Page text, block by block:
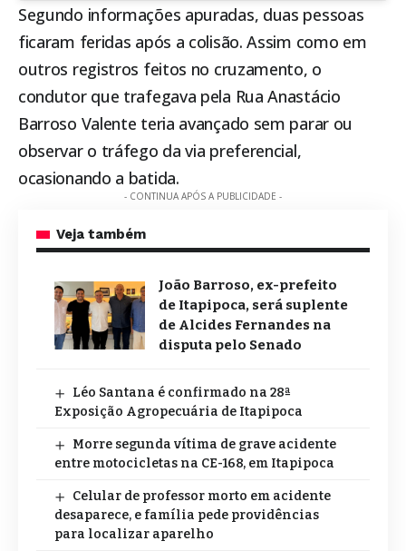
Segundo informações apuradas, duas pessoas
ficaram feridas após a colisão. Assim como em
outros registros feitos no cruzamento, o
condutor que trafegava pela Rua Anastácio
Barroso Valente teria avançado sem parar ou
observar o tráfego da via preferencial,
ocasionando a batida.
- CONTINUA APÓS A PUBLICIDADE -
Veja também
João Barroso, ex-prefeito
de Itapipoca, será suplente
de Alcides Fernandes na
disputa pelo Senado
Léo Santana é confirmado na 28ª
Exposição Agropecuária de Itapipoca
Morre segunda vítima de grave acidente
entre motocicletas na CE-168, em Itapipoca
Celular de professor morto em acidente
desaparece, e família pede providências
para localizar aparelho